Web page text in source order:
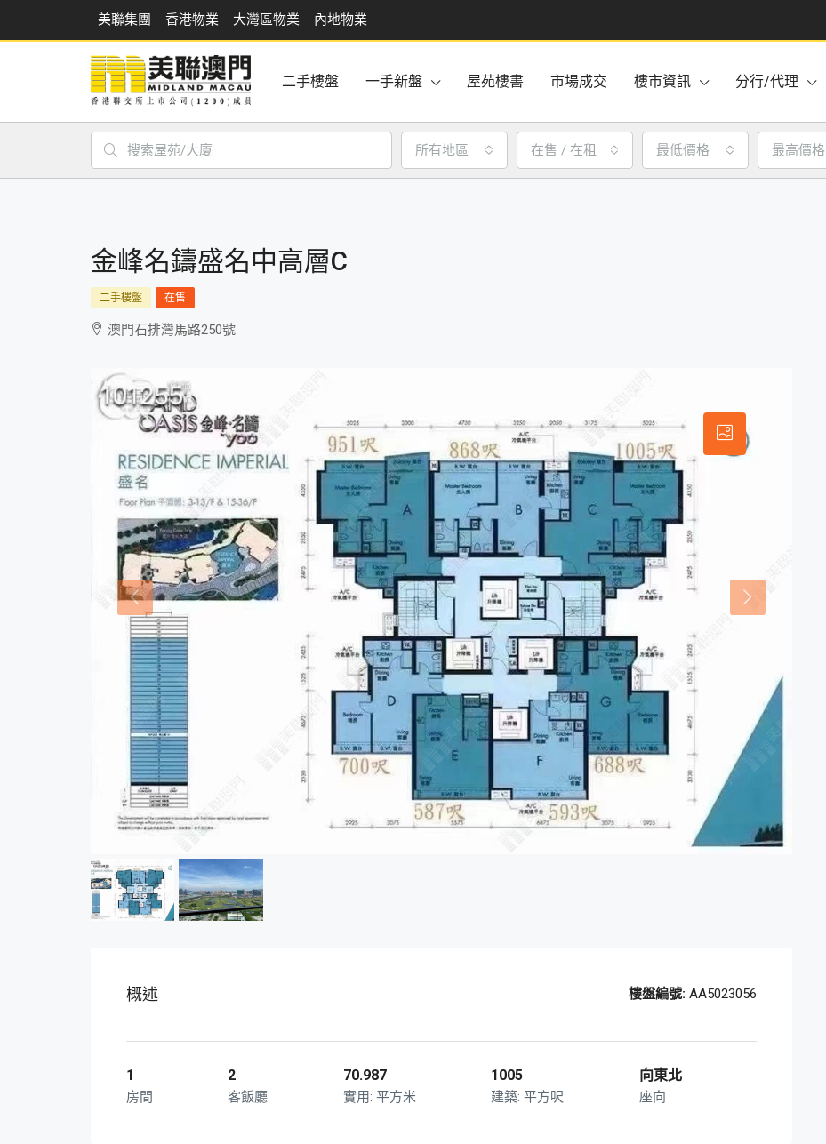
美聯集團 香港物業 大灣區物業 內地物業
二手樓盤 一手新盤 屋苑樓書 市場成交 樓市資訊 分行/代理
所有地區 在售 / 在租 最低價格 最高價格
金峰名鑄盛名中高層C
二手樓盤 在售
澳門石排灣馬路250號
概述 樓盤編號: AA5023056
1
房間
2
客飯廳
70.987
平方米
1005
平方呎
向東北
座向